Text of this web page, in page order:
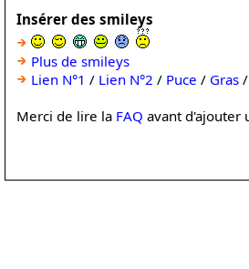
Insérer des smileys
Plus de smileys
Lien N°1 / Lien N°2 / Puce / Gras /
Merci de lire la FAQ avant d'ajouter